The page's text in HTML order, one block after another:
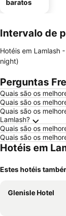
baratos
Intervalo de
Hotéis em Lamlash -
night)
Perguntas
Quais são os
Quais são os
Quais são os
Lamlash?
Quais são os
Quais são os
Hotéis em
Estes hotéis
Glenisle Hotel